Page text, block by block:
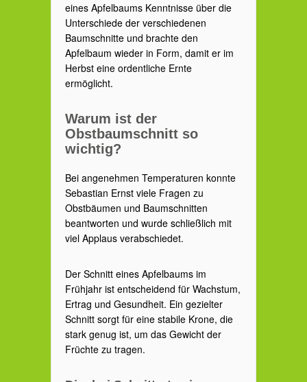
eines Apfelbaums Kenntnisse über die
Unterschiede der verschiedenen
Baumschnitte und brachte den
Apfelbaum wieder in Form, damit er im
Herbst eine ordentliche Ernte
ermöglicht.
Warum ist der
Obstbaumschnitt so
wichtig?
Bei angenehmen Temperaturen konnte
Sebastian Ernst viele Fragen zu
Obstbäumen und Baumschnitten
beantworten und wurde schließlich mit
viel Applaus verabschiedet.
Der Schnitt eines Apfelbaums im
Frühjahr ist entscheidend für Wachstum,
Ertrag und Gesundheit. Ein gezielter
Schnitt sorgt für eine stabile Krone, die
stark genug ist, um das Gewicht der
Früchte zu tragen.